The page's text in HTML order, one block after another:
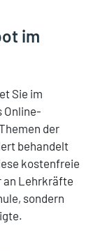
im
Sie im
Online-
der
behandelt
kostenfreie
an Lehrkräfte
sondern